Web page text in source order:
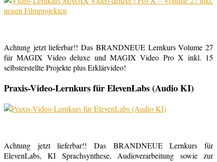
Achtung jetzt lieferbar!! Das BRANDNEUE Lernkurs Volume 27
für MAGIX Video deluxe und MAGIX Video Pro X inkl. 15
selbsterstellte Projekte plus Erklärvideo!
Praxis-Video-Lernkurs für ElevenLabs (Audio KI)
Achtung jetzt lieferbar!! Das BRANDNEUE Lernkurs für
ElevenLabs, KI Sprachsynthese, Audioverarbeitung sowie zur